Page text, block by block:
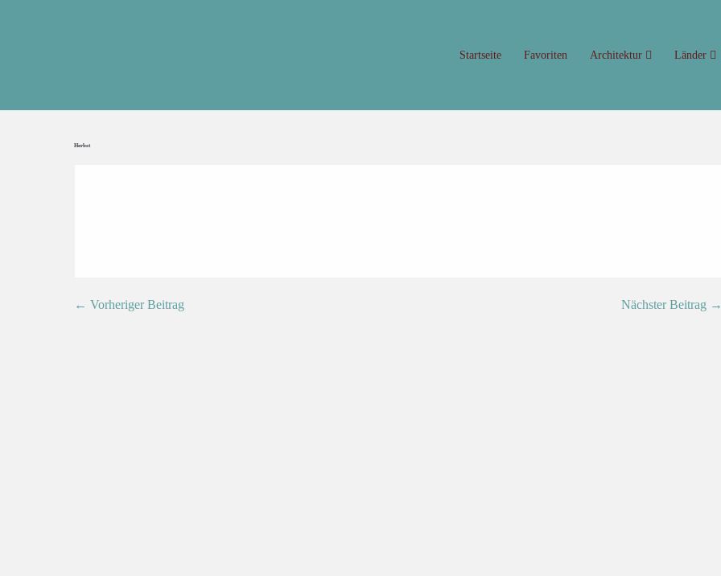
Startseite Favoriten Architektur Länder
Herbst
← Vorheriger Beitrag Nächster Beitrag →